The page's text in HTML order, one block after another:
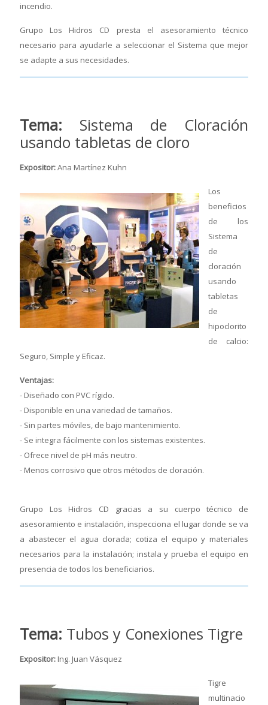
incendio.
Grupo Los Hidros CD presta el asesoramiento técnico
necesario para ayudarle a seleccionar el Sistema que mejor
se adapte a sus necesidades.
Tema: Sistema de Cloración
usando tabletas de cloro
Expositor:Ana Martínez Kuhn
Los
beneficios
de los
Sistema
de
cloración
usando
tabletas
de
hipoclorito
de calcio:
Seguro, Simple y Eficaz.
Ventajas:
- Diseñado con PVC rígido.
- Disponible en una variedad de tamaños.
- Sin partes móviles, de bajo mantenimiento.
- Se integra fácilmente con los sistemas existentes.
- Ofrece nivel de pH más neutro.
- Menos corrosivo que otros métodos de cloración.
Grupo Los Hidros CD gracias a su cuerpo técnico de
asesoramiento e instalación, inspecciona el lugar donde se va
a abastecer el agua clorada; cotiza el equipo y materiales
necesarios para la instalación; instala y prueba el equipo en
presencia de todos los beneficiarios.
Tema: Tubos y Conexiones Tigre
Expositor: Ing. Juan Vásquez
Tigre
multinacio